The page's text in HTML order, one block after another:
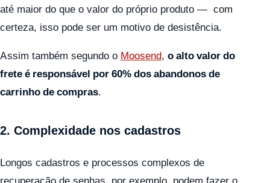
até maior do que o valor do próprio produto — com
certeza, isso pode ser um motivo de desistência.
Assim também segundo o Moosend, o alto valor do
frete é responsável por 60% dos abandonos de
carrinho de compras.
2. Complexidade nos cadastros
Longos cadastros e processos complexos de
recuperação de senhas, por exemplo, podem fazer o